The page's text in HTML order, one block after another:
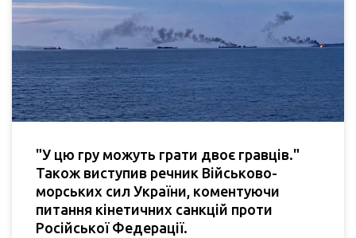
"У цю гру можуть грати двоє гравців."
Також виступив речник Військово-
морських сил України, коментуючи
питання кінетичних санкцій проти
Російської Федерації.